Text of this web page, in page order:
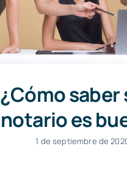
¿Cómo saber
notario es
1 de septiembre de